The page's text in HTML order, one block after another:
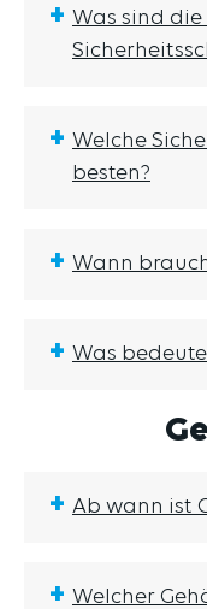
+ Was sind die
+ Welche
besten?
+ Wann
+ Was
+ Ab wann ist
+ Welcher